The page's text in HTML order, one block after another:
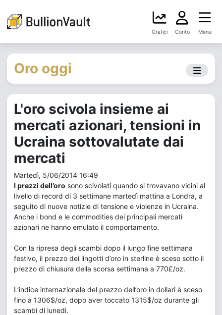
Grafici Conto Menu
Oro oggi
L'oro scivola insieme ai
mercati azionari, tensioni in
Ucraina sottovalutate dai
mercati
Martedì, 5/06/2014 16:49
I prezzi dell’oro sono scivolati quando si trovavano vicini al
livello di record di 3 settimane martedì mattina a Londra, a
seguito di nuove notizie di tensione e violenze in Ucraina.
Anche i bond e le commodities dei principali mercati
azionari ne hanno emulato il comportamento.
Con la ripresa degli scambi dopo il lungo fine settimana
festivo, il prezzo dei lingotti d’oro in sterline è sceso sotto il
prezzo di chiusura della scorsa settimana a 770£/oz.
L’indice internazionale del prezzo dell’oro in dollari è sceso
fino a 1306$/oz, dopo aver toccato 1315$/oz durante gli
scambi di lunedì.